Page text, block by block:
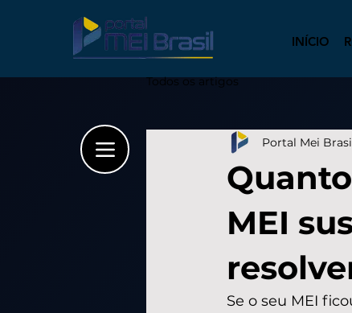
INÍCIO
Todos os artigos
MEI
Portal Mei
Se o seu MEI